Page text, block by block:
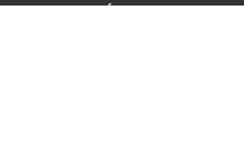
GESTORÍA LAS ROZAS